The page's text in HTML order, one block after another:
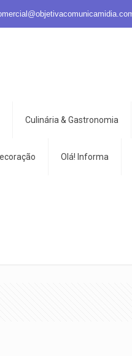
Culinária & Gastronomia
Olá! Informa